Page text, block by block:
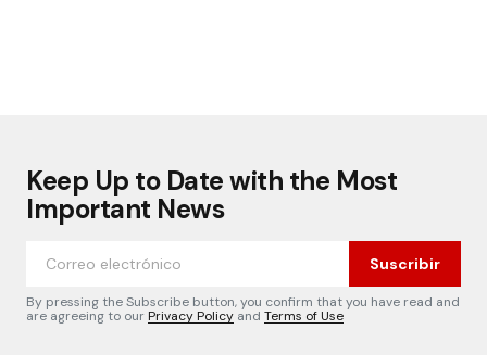
Keep Up to Date with the Most
Important News
Suscribir
By pressing the Subscribe button, you confirm that you have read and
are agreeing to ourPrivacy Policy and Terms of Use